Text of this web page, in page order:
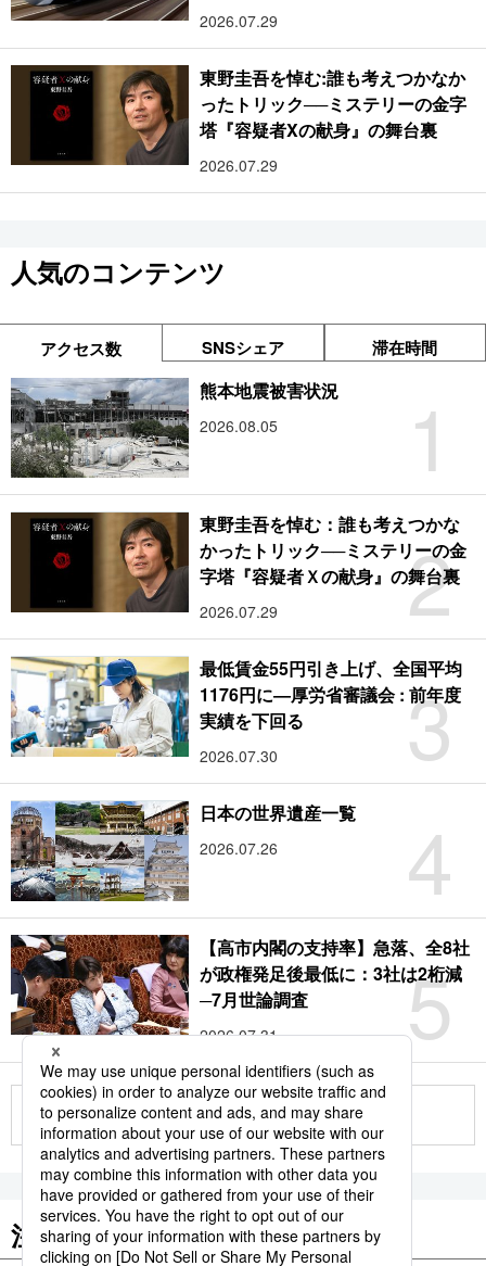
2026.07.29
東野圭吾を悼む:誰も考えつかなか
ったトリック──ミステリーの金字
塔『容疑者Xの献身』の舞台裏
2026.07.29
人気のコンテンツ
アクセス数 SNSシェア 滞在時間
1
熊本地震被害状況
2026.08.05
2
東野圭吾を悼む：誰も考えつかな
かったトリック──ミステリーの金
字塔『容疑者Ｘの献身』の舞台裏
2026.07.29
3
最低賃金55円引き上げ、全国平均
1176円に―厚労省審議会 : 前年度
実績を下回る
2026.07.30
4
日本の世界遺産一覧
2026.07.26
5
【高市内閣の支持率】急落、全8社
が政権発足後最低に：3社は2桁減
─7月世論調査
2026.07.31
もっと見る
注目のキーワード